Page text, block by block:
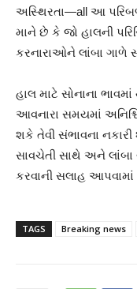
અસ્થિરતા—all આ
માને છે કે જો હાલની
કરનારાઓને લાંબા ગાળે
હાલ માટે સોનાના
આવનારા સમયમાં
શકે તેવી સંભાવના નકારી
સાવચેતી સાથે અને લાંબા
કરવાની સલાહ
TAGS Breaking news